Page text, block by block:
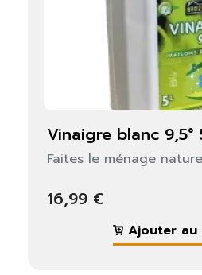
vinaigre blanc 9,5°
Faites le ménage
16,99 €
Ajouter au